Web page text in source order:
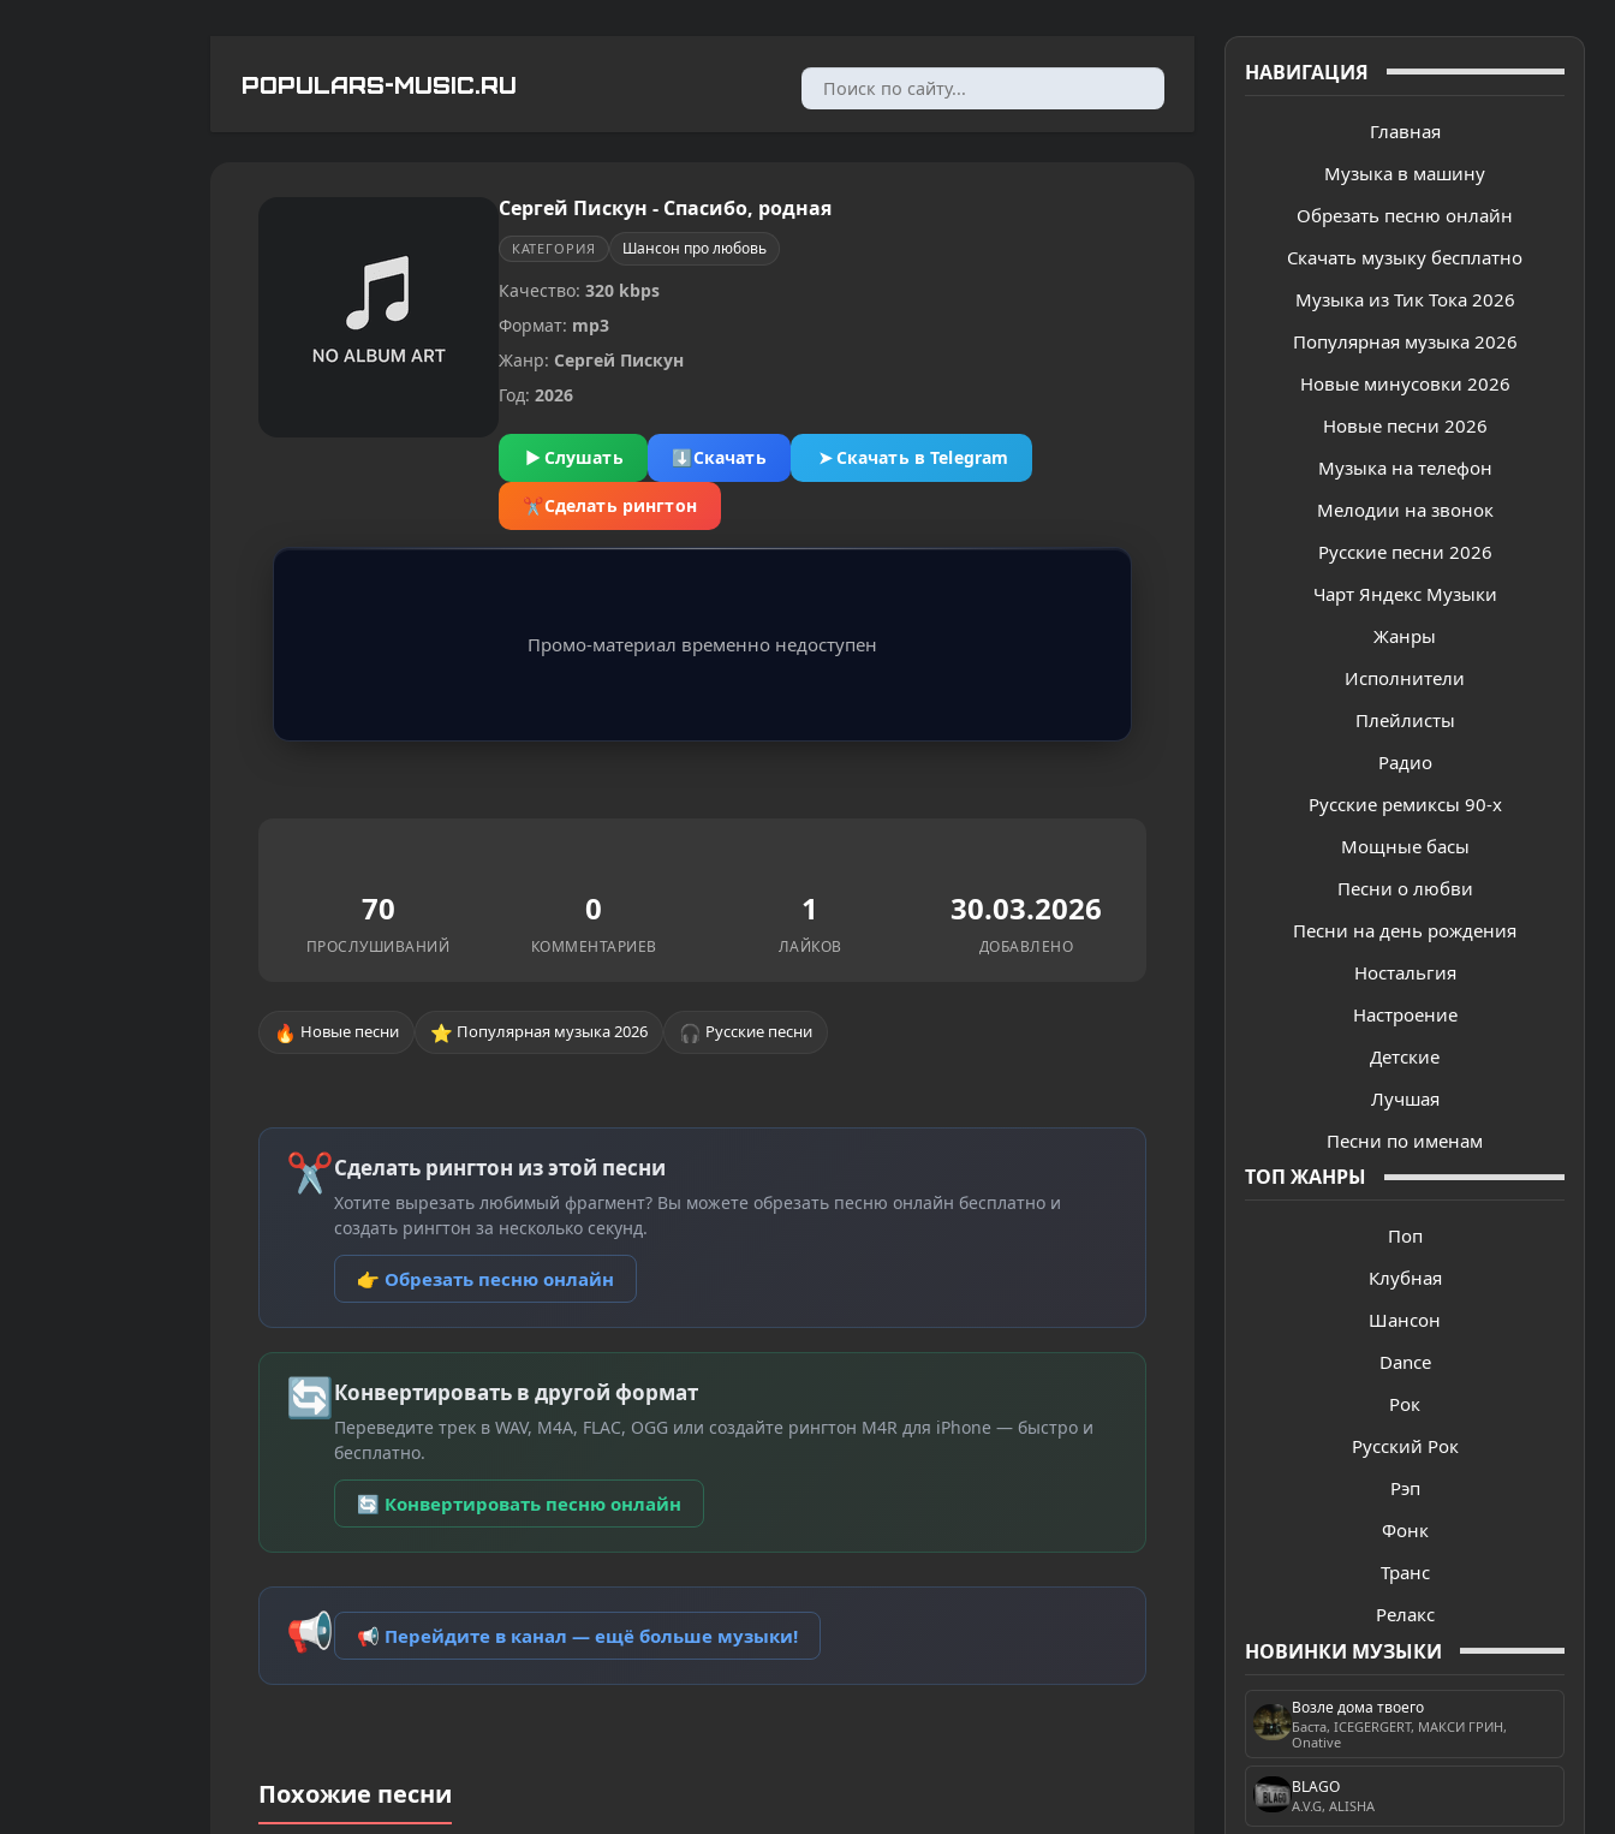
POPULARS-MUSIC.RU НАВИГАЦИЯ
Главная
Музыка в машину
Обрезать песню онлайн
Скачать музыку бесплатно
Музыка из Тик Тока 2026
Популярная музыка 2026
Новые минусовки 2026
Новые песни 2026
Музыка на телефон
Мелодии на звонок
Русские песни 2026
Чарт Яндекс Музыки
Жанры
Исполнители
Плейлисты
Радио
Русские ремиксы 90-х
Мощные басы
Песни о любви
Песни на день рождения
Ностальгия
Настроение
Детские
Лучшая
Песни по именам
ТОП ЖАНРЫ
Поп
Клубная
Шансон
Dance
Рок
Русский Рок
Рэп
Фонк
Транс
Релакс
НОВИНКИ МУЗЫКИ
Возле дома твоего
Баста, ICEGERGERT, МАКСИ ГРИН,
Onative
BLAGO
A.V.G, ALISHA
Сергей Пискун - Спасибо, родная
КАТЕГОРИЯ Шансон про любовь
Качество: 320 kbps
Формат: mp3
Жанр: Сергей Пискун
Год: 2026
▶ Слушать ⬇Скачать ➤Скачать в Telegram
✂Сделать рингтон
Промо-материал временно недоступен
70
ПРОСЛУШИВАНИЙ
0
КОММЕНТАРИЕВ
1
ЛАЙКОВ
30.03.2026
ДОБАВЛЕНО
🔥 Новые песни ⭐ Популярная музыка 2026 🎧 Русские песни
✂Сделать рингтон из этой песни
Хотите вырезать любимый фрагмент? Вы можете обрезать песню онлайн бесплатно и
создать рингтон за несколько секунд.
👉 Обрезать песню онлайн
🔄Конвертировать в другой формат
Переведите трек в WAV, M4A, FLAC, OGG или создайте рингтон M4R для iPhone — быстро и
бесплатно.
🔄 Конвертировать песню онлайн
📢 📢 Перейдите в канал — ещё больше музыки!
Похожие песни